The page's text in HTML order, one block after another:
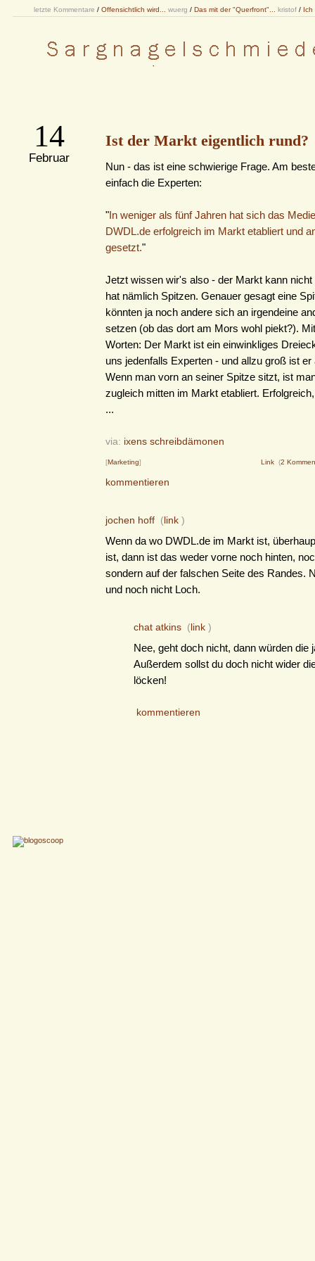
letzte Kommentare / Offensichtlich wird... wuerg / Das mit der "Querfront"... kristof / Ich
14
Februar
Ist der Markt eigentlich rund?
Nun - das ist eine schwierige Frage. Am
einfach die Experten:
"In weniger als fünf Jahren hat sich das
DWDL.de erfolgreich im Markt etabliert und
gesetzt."
Jetzt wissen wir's also - der Markt kann nicht
hat nämlich Spitzen. Genauer gesagt eine
könnten ja noch andere sich an irgendeine
setzen (ob das dort am Mors wohl piekt?).
Worten: Der Markt ist ein einwinkliges
uns jedenfalls Experten - und allzu groß ist er
Wenn man vorn an seiner Spitze sitzt, ist
zugleich mitten im Markt etabliert.
...
via: ixens schreibdämonen
[Marketing] Link (2
kommentieren
jochen hoff (link )
Wenn da wo DWDL.de im Markt ist,
ist, dann ist das weder vorne noch hinten,
sondern auf der falschen Seite des Randes.
und noch nicht Loch.
chat atkins (link )
Nee, geht doch nicht, dann würden die
Außerdem sollst du doch nicht wider
löcken!
kommentieren